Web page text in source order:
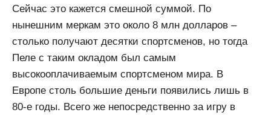
Сейчас это кажется смешной суммой. По
нынешним меркам это около 8 млн долларов –
столько получают десятки спортсменов, но тогда
Пеле с таким окладом был самым
высокооплачиваемым спортсменом мира. В
Европе столь большие деньги появились лишь в
80-е годы. Всего же непосредственно за игру в